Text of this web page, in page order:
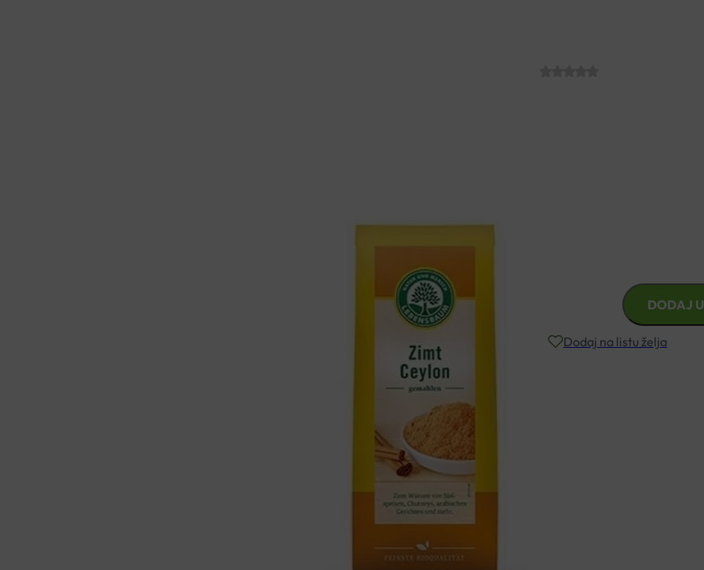
CIMET
Mljeveni Cejlonski cimet iz
antioksidansima i fenolima
se kao pomoć kod prehlada,
MLJEVENI
DODAJ
Dodaj na listu želja